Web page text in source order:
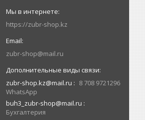
https://zubr-shop.kz
zubr-shop@mail.ru
zubr-shop.kz@mail.ru
8 708 9721296
WhatsApp
buh3_zubr-shop@mail.ru
Бухгалтерия